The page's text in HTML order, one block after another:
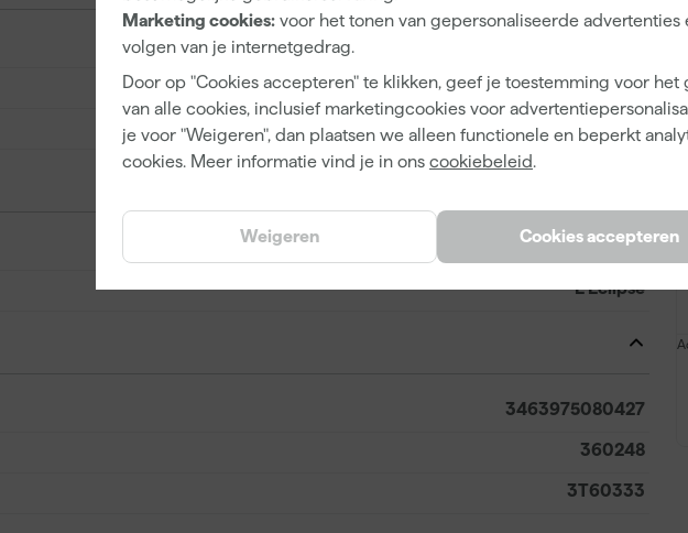
Marketing cookies: voor het tonen van gepersonaliseerde advertenties
volgen van je internetgedrag.
Door op "Cookies accepteren" te klikken, geef je toestemming voor het
van alle cookies, inclusief marketingcookies voor
je voor "Weigeren", dan plaatsen we alleen functionele en beperkt
cookies. Meer informatie vind je in ons cookiebeleid.
Cookies accepteren
Weigeren
Dekkend
Waterbasis (acryl)
Grijs
E Eclipse
3463975080427
360248
3T60333